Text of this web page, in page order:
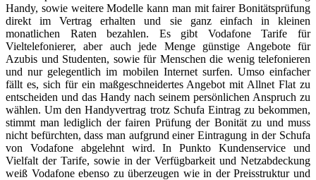
Handy, sowie weitere Modelle kann man mit fairer Bonitätsprüfung
direkt im Vertrag erhalten und sie ganz einfach in kleinen
monatlichen Raten bezahlen. Es gibt Vodafone Tarife für
Vieltelefonierer, aber auch jede Menge günstige Angebote für
Azubis und Studenten, sowie für Menschen die wenig telefonieren
und nur gelegentlich im mobilen Internet surfen. Umso einfacher
fällt es, sich für ein maßgeschneidertes Angebot mit Allnet Flat zu
entscheiden und das Handy nach seinem persönlichen Anspruch zu
wählen. Um den Handyvertrag trotz Schufa Eintrag zu bekommen,
stimmt man lediglich der fairen Prüfung der Bonität zu und muss
nicht befürchten, dass man aufgrund einer Eintragung in der Schufa
von Vodafone abgelehnt wird. In Punkto Kundenservice und
Vielfalt der Tarife, sowie in der Verfügbarkeit und Netzabdeckung
weiß Vodafone ebenso zu überzeugen wie in der Preisstruktur und